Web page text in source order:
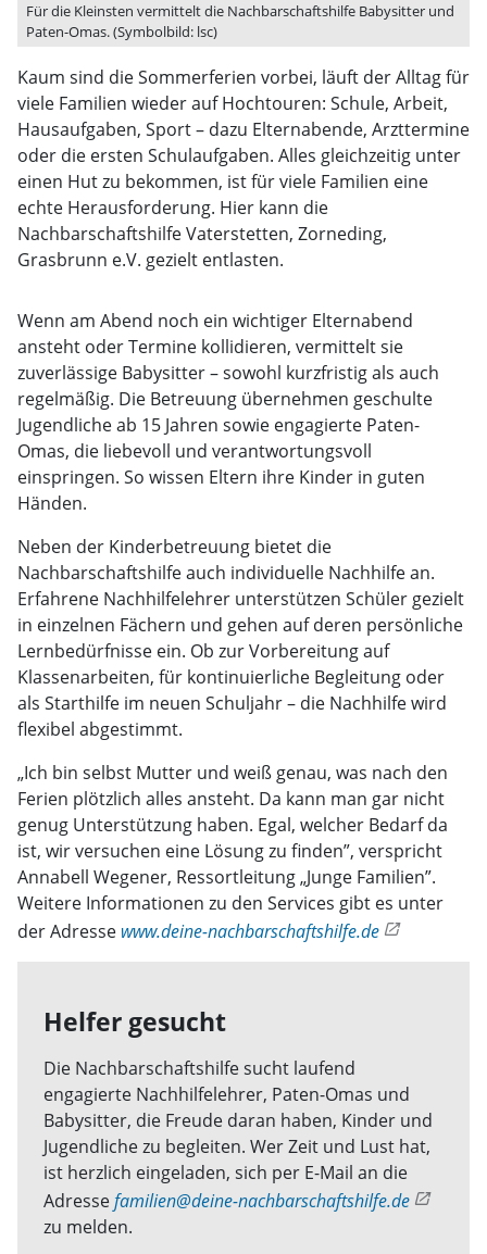
Für die Kleinsten vermittelt die Nachbarschaftshilfe Babysitter und
Paten-Omas. (Symbolbild: lsc)
Kaum sind die Sommerferien vorbei, läuft der Alltag für
viele Familien wieder auf Hochtouren: Schule, Arbeit,
Hausaufgaben, Sport – dazu Elternabende, Arzttermine
oder die ersten Schulaufgaben. Alles gleichzeitig unter
einen Hut zu bekommen, ist für viele Familien eine
echte Herausforderung. Hier kann die
Nachbarschaftshilfe Vaterstetten, Zorneding,
Grasbrunn e.V. gezielt entlasten.
Wenn am Abend noch ein wichtiger Elternabend
ansteht oder Termine kollidieren, vermittelt sie
zuverlässige Babysitter – sowohl kurzfristig als auch
regelmäßig. Die Betreuung übernehmen geschulte
Jugendliche ab 15 Jahren sowie engagierte Paten-
Omas, die liebevoll und verantwortungsvoll
einspringen. So wissen Eltern ihre Kinder in guten
Händen.
Neben der Kinderbetreuung bietet die
Nachbarschaftshilfe auch individuelle Nachhilfe an.
Erfahrene Nachhilfelehrer unterstützen Schüler gezielt
in einzelnen Fächern und gehen auf deren persönliche
Lernbedürfnisse ein. Ob zur Vorbereitung auf
Klassenarbeiten, für kontinuierliche Begleitung oder
als Starthilfe im neuen Schuljahr – die Nachhilfe wird
flexibel abgestimmt.
„Ich bin selbst Mutter und weiß genau, was nach den
Ferien plötzlich alles ansteht. Da kann man gar nicht
genug Unterstützung haben. Egal, welcher Bedarf da
ist, wir versuchen eine Lösung zu finden”, verspricht
Annabell Wegener, Ressortleitung „Junge Familien”.
Weitere Informationen zu den Services gibt es unter
der Adresse www.deine-nachbarschaftshilfe.de
Helfer gesucht
Die Nachbarschaftshilfe sucht laufend
engagierte Nachhilfelehrer, Paten-Omas und
Babysitter, die Freude daran haben, Kinder und
Jugendliche zu begleiten. Wer Zeit und Lust hat,
ist herzlich eingeladen, sich per E-Mail an die
Adressefamilien@deine-nachbarschaftshilfe.de
zu melden.